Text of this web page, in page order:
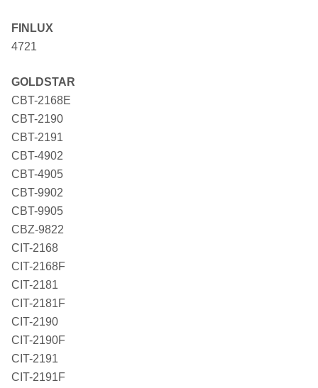
FINLUX
4721
GOLDSTAR
CBT-2168E
CBT-2190
CBT-2191
CBT-4902
CBT-4905
CBT-9902
CBT-9905
CBZ-9822
CIT-2168
CIT-2168F
CIT-2181
CIT-2181F
CIT-2190
CIT-2190F
CIT-2191
CIT-2191F